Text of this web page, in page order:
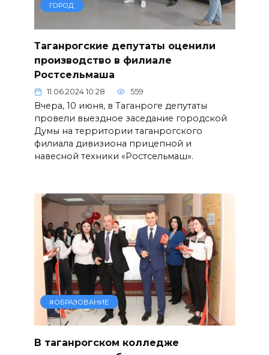
ГОРОД
Таганрогские депутаты оценили
производство в филиале
Ростсельмаша
11.06.2024 10:28 559
Вчера, 10 июня, в Таганроге депутаты
провели выездное заседание городской
Думы на территории таганрогского
филиала дивизиона прицепной и
навесной техники «Ростсельмаш».
#ОБРАЗОВАНИЕ
В таганрогском колледже